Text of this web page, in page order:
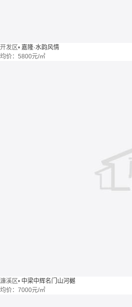
开发区• 嘉隆·水韵风情
均价： 5800元/㎡
濂溪区• 中梁中辉名门山河樾
均价： 7000元/㎡